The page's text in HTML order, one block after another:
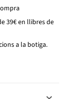
39€ en llibres de
a la botiga.